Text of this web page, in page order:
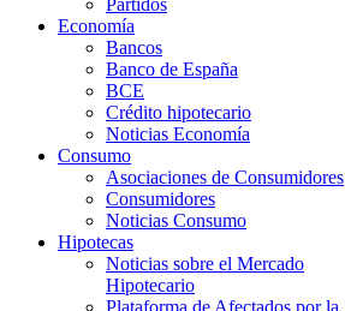
Partidos
Economía
Bancos
Banco de España
BCE
Crédito hipotecario
Noticias Economía
Consumo
Asociaciones de Consumidores
Consumidores
Noticias Consumo
Hipotecas
Noticias sobre el Mercado
Hipotecario
Plataforma de Afectados por la